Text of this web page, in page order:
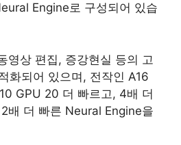
Engine로 구성되어 있습
영상 편집, 증강현실 등의 고
화되어 있으며, 전작인 A16
GPU 20 더 빠르고, 4배 더
배 더 빠른 Neural Engine을